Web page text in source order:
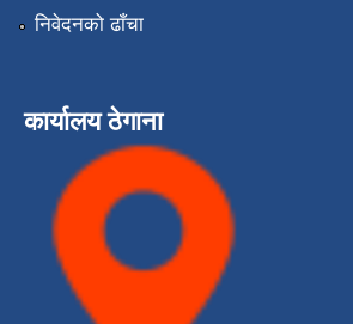
निवेदनको ढाँचा
कार्यालय ठेगाना